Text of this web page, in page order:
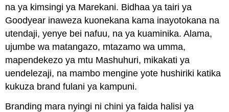
na ya kimsingi ya Marekani. Bidhaa ya tairi ya
Goodyear inaweza kuonekana kama inayotokana na
utendaji, yenye bei nafuu, na ya kuaminika. Alama,
ujumbe wa matangazo, mtazamo wa umma,
mapendekezo ya mtu Mashuhuri, mikakati ya
uendelezaji, na mambo mengine yote hushiriki katika
kukuza brand fulani ya kampuni.
Branding mara nyingi ni chini ya faida halisi ya